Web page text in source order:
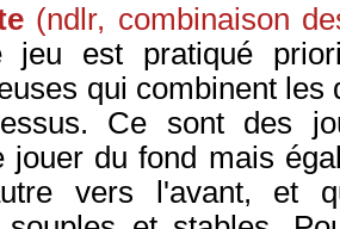
(ndlr, combinaison
est pratiqué
qui combinent les
Ce sont des
jouer du fond mais
vers l'avant, et